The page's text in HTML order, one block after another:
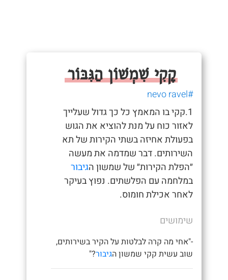
קָקִי שִׁמְשׁוֹן הַגִּבּוֹר
#nevo ravel
1.קקי בו המאמץ כל כך גדול שעלייך
לאזור כוח על מנת להוציא את הגוש
בפעולת אחיזה בשתי הקירות של תא
השירותים. דבר שמדמה את מעשה
״הפלת הקירות״ של שמשון הגיבור
במלחמה עם הפלשתים. נפוץ בעיקר
לאחר אכילת חומוס.
שימושים
-"אחי מה קרה לבלטות על הקיר בשירותים,
שוב עשית קקי שמשון הגיבור?"